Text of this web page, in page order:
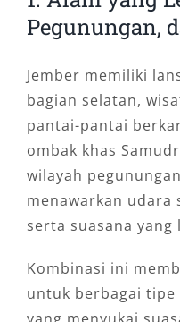
Pegunungan,
Jember memiliki
bagian selatan,
pantai-pantai
ombak khas
wilayah
menawarkan udara
serta suasana yang
Kombinasi ini
untuk berbagai